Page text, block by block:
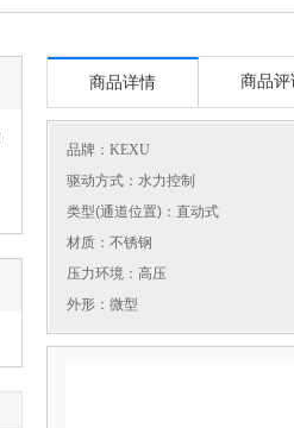
商品详情 商品评
品牌： KEXU
驱动方式：水力控制
类型(通道位置)：直动式
材质：不锈钢
压力环境：高压
外形：微型